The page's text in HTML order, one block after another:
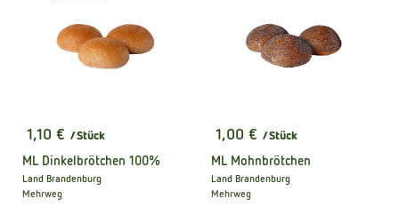
, Preis:
1,10 € / Stück
ML Dinkelbrötchen 100%
, Herkunft:
Land Brandenburg
Mehrweg
, Preis:
1,00 € / Stück
ML Mohnbrötchen
, Herkunft:
Land Brandenburg
Mehrweg